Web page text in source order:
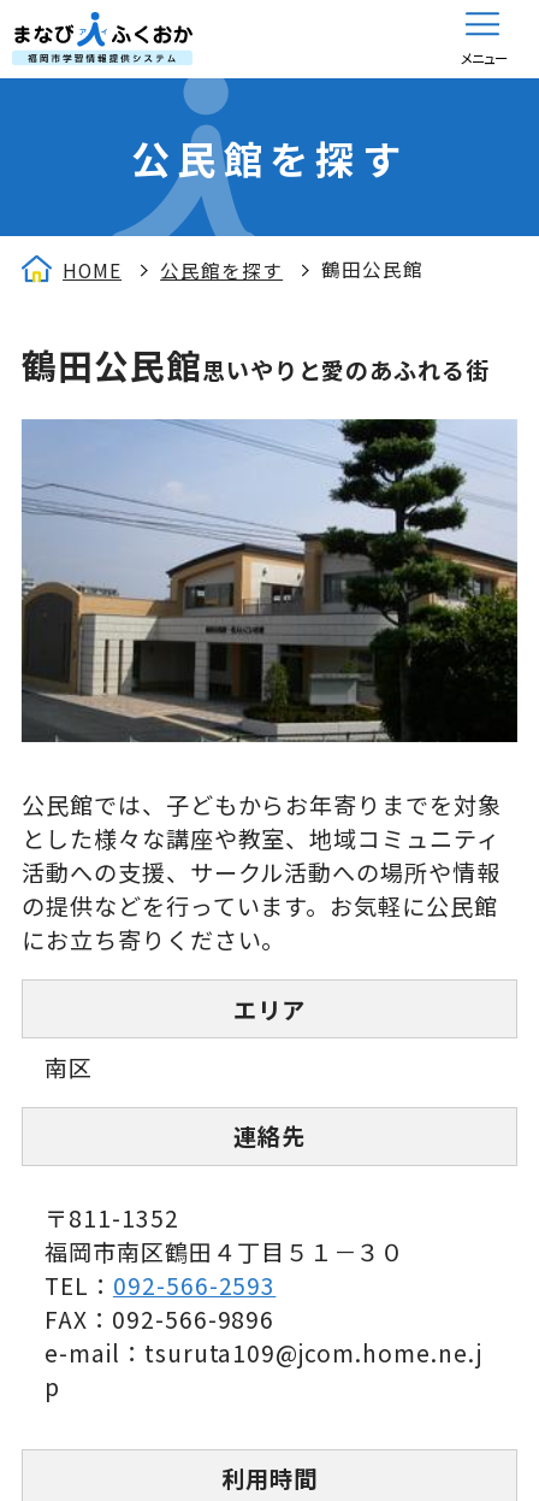
メニュー
公民館を探す
HOME 公民館を探す 鶴田公民館
鶴田公民館思いやりと愛のあふれる街
公民館では、子どもからお年寄りまでを対象
とした様々な講座や教室、地域コミュニティ
活動への支援、サークル活動への場所や情報
の提供などを行っています。お気軽に公民館
にお立ち寄りください。
エリア
南区
連絡先
〒811-1352
福岡市南区鶴田４丁目５１－３０
TEL： 092-566-2593
FAX：092-566-9896
e-mail：tsuruta109@jcom.home.ne.j
p
利用時間